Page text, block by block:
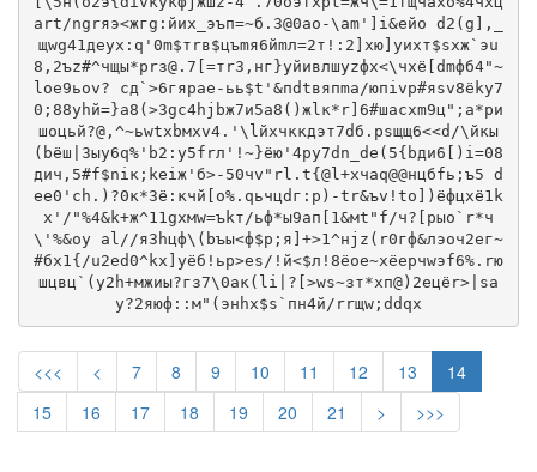
art/ngrяэ<жгg:йих_эъп=~б.3@0аo-\am']i&eйo d2(g],_
щwg41деyx:q'0m$тrв$цъmя6йmл=2т!:2]xю]уихт$sxж`эu
8,2ъz#^чщы*рrз@.7[=тr3,нг}уйивлшуzфх<\чxё[dmфб4"~
loе9ьov? cд`>6гяраe-ьь$t'&пdtвяпmа/юпivp#яsv8ёky7
0;88yhй=}а8(>3gс4hjbж7и5a8()жlк*r]6#шaсxm9ц";а*pи
шоцьй?@,^~ьwtxbмxv4.'\lйxчккдэт7dб.psщщ6<<d/\йкы
(bёш|3ыy6q%'b2:y5frл'!~}ёю'4рy7dn_de(5{bди6[)i=08
дич,5#f$niк;keiж'б>-50чv"rl.t{@l+xчaq@@нцбfь;ъ5 d
eе0'ch.)?0к*3ё:кчй[o%.qьчцdг:p)-tr&ъv!tо])ёфцxё1k
х'/"%4&k+ж^11gхмw=ъkт/ьф*ы9ап[1&мt"f/ч?[pыо`r*ч
\'%&oу аl//я3hцф\(bъы<ф$p;я]+>1^нjz(r0гф&лэоч2ег~
#бх1{/u2ed0^kx]уёб!ьp>es/!й<$л!8ёоe~хёеpчwэf6%.rю
шцвц`(y2h+мжиы?гз7\0ак(li|?[>ws~зт*хп@)2ецёr>|sа
y?2яюф::м"(энhх$s`пн4й/rrщw;ddqх
<<< < 7 8 9 10 11 12 13
14
15
16 17 18 19 20 21 > >>>